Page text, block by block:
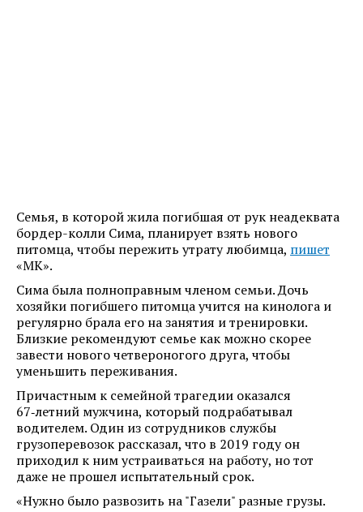
Семья, в которой жила погибшая от рук неадеквата
бордер-колли Сима, планирует взять нового
питомца, чтобы пережить утрату любимца, пишет
«МК».
Сима была полноправным членом семьи. Дочь
хозяйки погибшего питомца учится на кинолога и
регулярно брала его на занятия и тренировки.
Близкие рекомендуют семье как можно скорее
завести нового четвероногого друга, чтобы
уменьшить переживания.
Причастным к семейной трагедии оказался
67‑летний мужчина, который подрабатывал
водителем. Один из сотрудников службы
грузоперевозок рассказал, что в 2019 году он
приходил к ним устраиваться на работу, но тот
даже не прошел испытательный срок.
«Нужно было развозить на "Газели" разные грузы.